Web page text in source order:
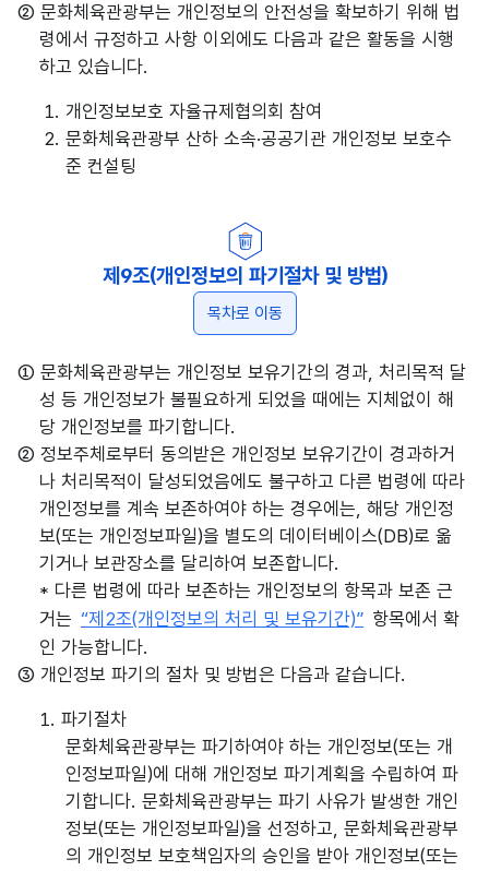
② 문화체육관광부는 개인정보의 안전성을 확보하기 위해 법
령에서 규정하고 사항 이외에도 다음과 같은 활동을 시행
하고 있습니다.
1. 개인정보보호 자율규제협의회 참여
2. 문화체육관광부 산하 소속·공공기관 개인정보 보호수
준 컨설팅
제9조(개인정보의 파기절차 및 방법)
목차로 이동
① 문화체육관광부는 개인정보 보유기간의 경과, 처리목적 달
성 등 개인정보가 불필요하게 되었을 때에는 지체없이 해
당 개인정보를 파기합니다.
② 정보주체로부터 동의받은 개인정보 보유기간이 경과하거
나 처리목적이 달성되었음에도 불구하고 다른 법령에 따라
개인정보를 계속 보존하여야 하는 경우에는, 해당 개인정
보(또는 개인정보파일)을 별도의 데이터베이스(DB)로 옮
기거나 보관장소를 달리하여 보존합니다.
* 다른 법령에 따라 보존하는 개인정보의 항목과 보존 근
거는 “제2조(개인정보의 처리 및 보유기간)” 항목에서 확
인 가능합니다.
③ 개인정보 파기의 절차 및 방법은 다음과 같습니다.
1. 파기절차
문화체육관광부는 파기하여야 하는 개인정보(또는 개
인정보파일)에 대해 개인정보 파기계획을 수립하여 파
기합니다. 문화체육관광부는 파기 사유가 발생한 개인
정보(또는 개인정보파일)을 선정하고, 문화체육관광부
의 개인정보 보호책임자의 승인을 받아 개인정보(또는